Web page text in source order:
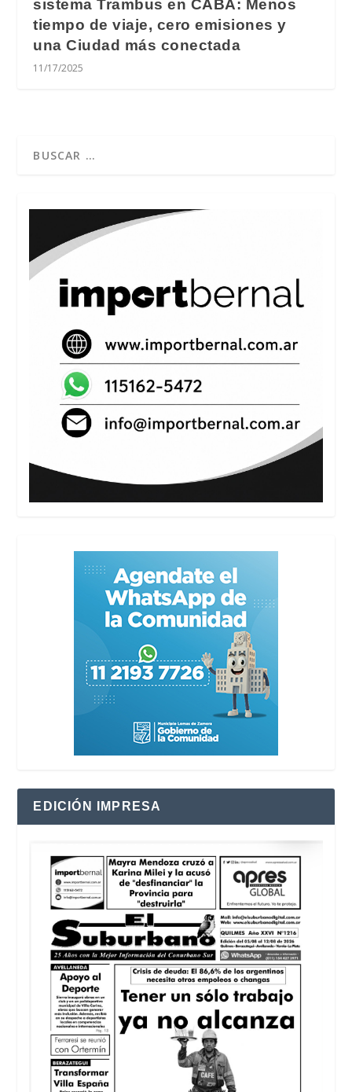
sistema Trambus en CABA: Menos
tiempo de viaje, cero emisiones y
una Ciudad más conectada
11/17/2025
EDICIÓN IMPRESA